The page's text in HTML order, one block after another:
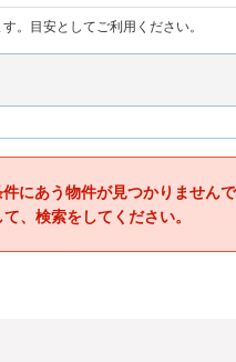
。目安としてご利用ください。
にあう物件が見つかりませんで
、検索をしてください。